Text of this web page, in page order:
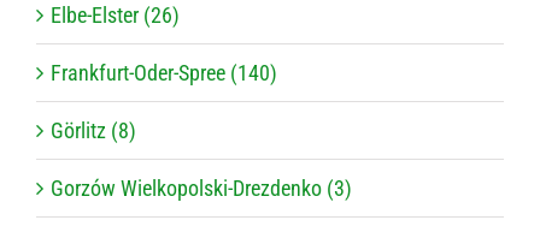
Elbe-Elster (26)
Frankfurt-Oder-Spree (140)
Görlitz (8)
Gorzów Wielkopolski-Drezdenko (3)